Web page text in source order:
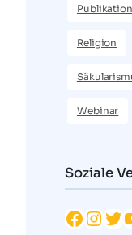
Religion
Webinar
Soziale
Facebook Instagram Twitter